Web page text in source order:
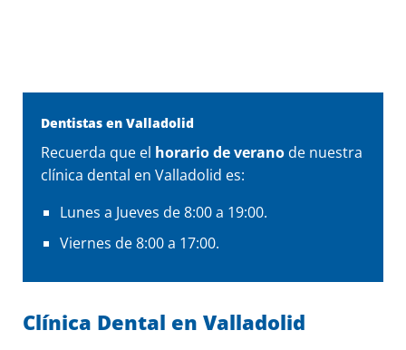
Dentistas en Valladolid
Recuerda que el horario de veranode nuestra
clínica dental en Valladolid es:
Lunes a Jueves de 8:00 a 19:00.
Viernes de 8:00 a 17:00.
Clínica Dental en Valladolid